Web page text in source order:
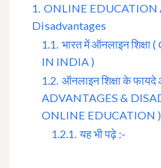
1. ONLINE EDUCATION
Disadvantages
1.1. भारत में ऑनलाइन
IN INDIA )
1.2. ऑनलाइन शिक्षा के
ADVANTAGES &
ONLINE EDUCATION )
1.2.1. यह भी पढ़े :-